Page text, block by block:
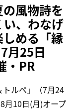
の風物詩を
、わなげ
める「縁
月25日
・PR
トルペ」（7月24
月10日(月)オープ